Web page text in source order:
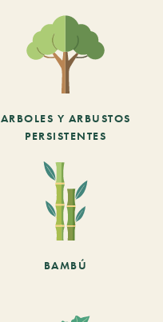
ARBOLES Y ARBUSTOS
PERSISTENTES
BAMBÚ